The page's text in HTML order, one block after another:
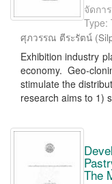
จัดกา
Type:
ศุภวรรณ ตีระรัตน์ (
Exhibition industry
economy. Geo-
stimulate the
research aims to 1)
The